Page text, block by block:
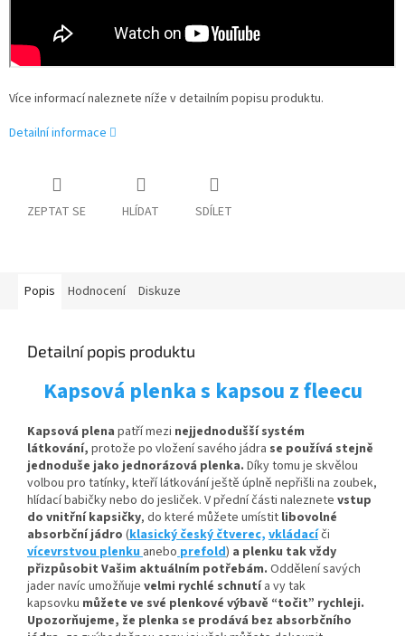
Více informací naleznete níže v detailním popisu produktu.
Detailní informace
ZEPTAT SE HLÍDAT SDÍLET
Popis Hodnocení Diskuze
Detailní popis produktu
Kapsová plenka s kapsou z fleecu
Kapsová plena patří mezi nejjednodušší systém
látkování, protože po vložení savého jádra se používá stejně
jednoduše jako jednorázová plenka. Díky tomu je skvělou
volbou pro tatínky, kteří látkování ještě úplně nepřišli na zoubek,
hlídací babičky nebo do jesliček. V přední části naleznete vstup
do vnitřní kapsičky, do které můžete umístit libovolné
absorbčníjádro (klasický český čtverec, vkládacíči
vícevrstvou plenkuaneboprefold) a plenku tak vždy
přizpůsobit Vašim aktuálním potřebám. Oddělení savých
jader navíc umožňuje velmi rychlé schnutía vy tak
kapsovku můžete ve své plenkové výbavě “točit” rychleji.
Upozorňujeme, že plenka se prodává bez absorbčního